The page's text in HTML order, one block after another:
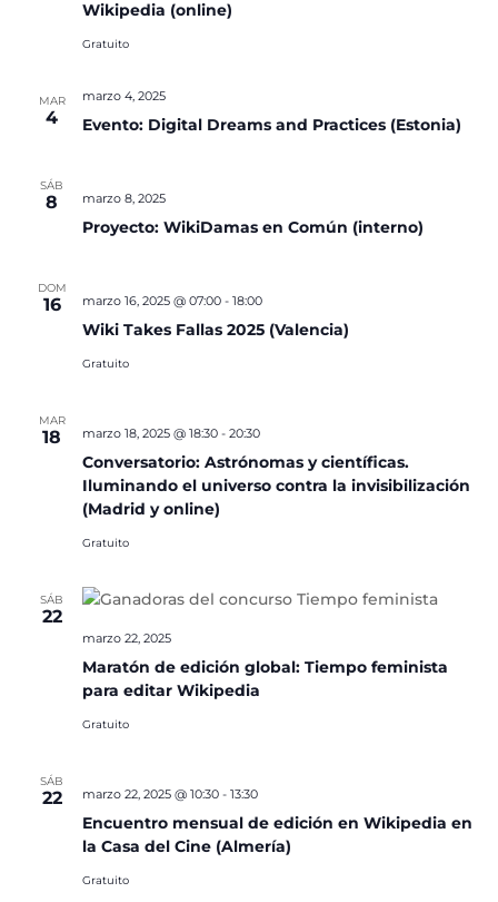
Wikipedia (online)
Gratuito
MAR
4 Evento: Digital Dreams and Practices (Estonia)
marzo 4, 2025
SÁB
8
Proyecto: WikiDamas en Común (interno)
marzo 8, 2025
DOM
16
Wiki Takes Fallas 2025 (Valencia)
marzo 16, 2025 @ 07:00- 18:00
Gratuito
MAR
18
Conversatorio: Astrónomas y científicas.
Iluminando el universo contra la invisibilización
(Madrid y online)
marzo 18, 2025 @ 18:30- 20:30
Gratuito
SÁB
22
Maratón de edición global: Tiempo feminista
para editar Wikipedia
marzo 22, 2025
Gratuito
SÁB
22
Encuentro mensual de edición en Wikipedia en
la Casa del Cine (Almería)
marzo 22, 2025 @ 10:30- 13:30
Gratuito